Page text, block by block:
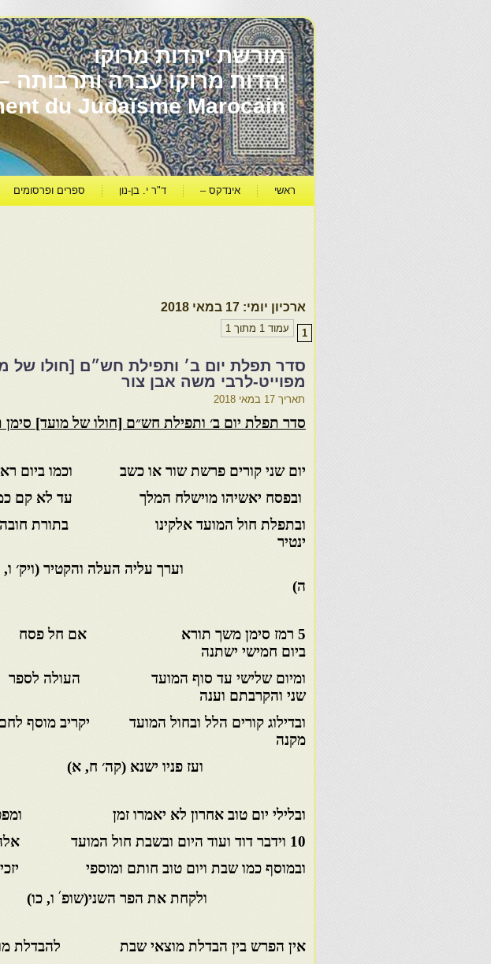
מורשת יהדות מרוקו
du Judaïsme Marocain
ראשי אינדקס – ד"ר י. בן-נון ספרים ופרסומים
ארכיון יומי: 17 במאי 2018
עמוד 1 מתוך 1 1
סדר תפלת יום ב׳ ותפילת חש״ם [חולו של
מפוייט-לרבי משה אבן צור
תאריך 17 במאי 2018
סדר תפלת יום ב׳ ותפילת חש״ם [חולו של מועד] סימן
יום שני קורים פרשת שור או כשב וכמו ביום
ובפסח יאשיהו מוישלח המלך עד לא קם
ובתפלת חול המועד אלקינו בתורת חובה
ינטיר
וערך עליה העלה והקטיר (ויק׳ ו,
ה)
5 רמז סימן משך תורא אם חל פסח
ביום חמישי ישתנה
ומיום שלישי עד סוף המועד העולה לספר
שני והקרבתם וענה
ובדילוג קורים הלל ובחול המועד יקריב מוסף
מקנה
ועז פניו ישנא (קה׳ ח, א)
ובלילי יום טוב אחרון לא יאמרו זמן
10 וידבר דוד ועוד היום ובשבת חול המועד אלהינו והיתה עלי לא יניא
ובמוסף כמו שבת ויום טוב חותם ומוספי
ולקחת את הפר השני(שופ׳ ו, כו)
אין הפרש בין הבדלת מוצאי שבת להבדלת